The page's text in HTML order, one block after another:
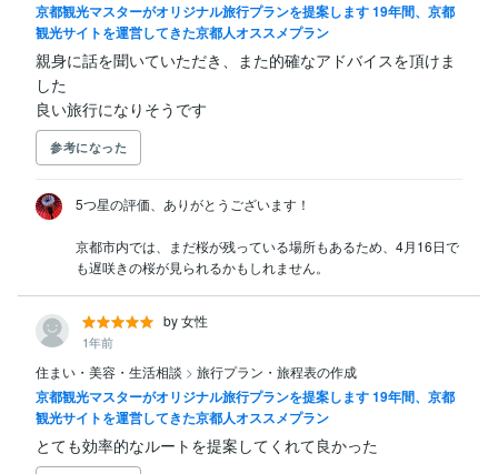
京都観光マスターがオリジナル旅行プランを提案します 19年間、京都
観光サイトを運営してきた京都人オススメプラン
親身に話を聞いていただき、また的確なアドバイスを頂けま
した
良い旅行になりそうです
参考になった
5つ星の評価、ありがとうございます！
京都市内では、まだ桜が残っている場所もあるため、4月16日で
も遅咲きの桜が見られるかもしれません。
by 女性
1年前
住まい・美容・生活相談 > 旅行プラン・旅程表の作成
京都観光マスターがオリジナル旅行プランを提案します 19年間、京都
観光サイトを運営してきた京都人オススメプラン
とても効率的なルートを提案してくれて良かった